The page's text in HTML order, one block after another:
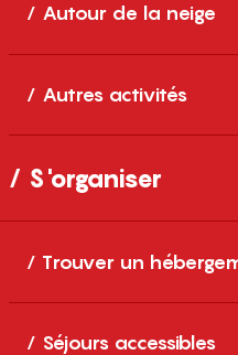
Autour de la neige
Autres activités
S'organiser
Trouver un
Séjours accessibles
Europe